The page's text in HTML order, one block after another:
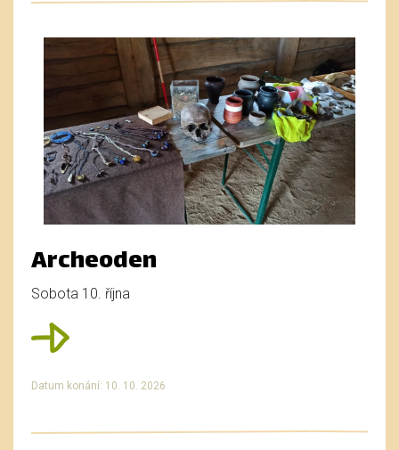
Archeoden
Sobota 10. října
Datum konání: 10. 10. 2026